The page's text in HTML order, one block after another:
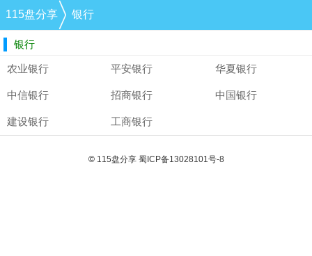
115盘分享 银行
银行
农业银行 平安银行 华夏银行
中信银行 招商银行 中国银行
建设银行 工商银行
© 115盘分享 蜀ICP备13028101号-8